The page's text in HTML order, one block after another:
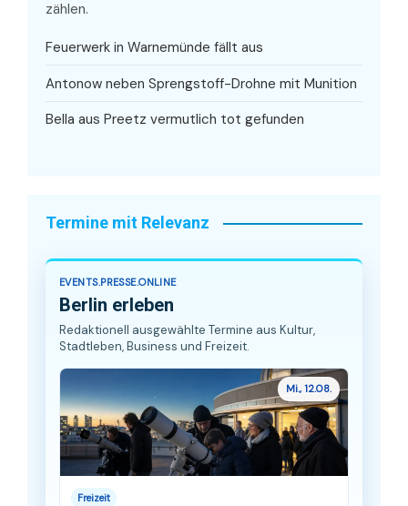
zählen.
Feuerwerk in Warnemünde fällt aus
Antonow neben Sprengstoff-Drohne mit Munition
Bella aus Preetz vermutlich tot gefunden
Termine mit Relevanz
EVENTS.PRESSE.ONLINE
Berlin erleben
Redaktionell ausgewählte Termine aus Kultur,
Stadtleben, Business und Freizeit.
Mi., 12.08.
Freizeit